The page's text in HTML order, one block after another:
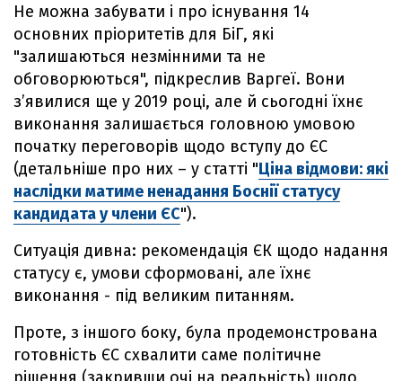
Не можна забувати і про існування 14
основних пріоритетів для БіГ, які
"залишаються незмінними та не
обговорюються", підкреслив Варгеї. Вони
з’явилися ще у 2019 році, але й сьогодні їхнє
виконання залишається головною умовою
початку переговорів щодо вступу до ЄС
(детальніше про них – у статті "Ціна відмови: які
наслідки матиме ненадання Боснії статусу
кандидата у члени ЄС").
Ситуація дивна: рекомендація ЄК щодо надання
статусу є, умови сформовані, але їхнє
виконання - під великим питанням.
Проте, з іншого боку, була продемонстрована
готовність ЄС схвалити саме політичне